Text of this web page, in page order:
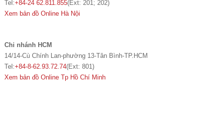
Tel:+84-24 62.811.855(Ext: 201; 202)
Xem bản đồ Online Hà Nội
Chi nhánh HCM
14/14-Cù Chính Lan-phường 13-Tân Bình-TP.HCM
Tel:+84-8-62.93.72.74(Ext: 801)
Xem bản đồ Online Tp Hồ Chí Minh